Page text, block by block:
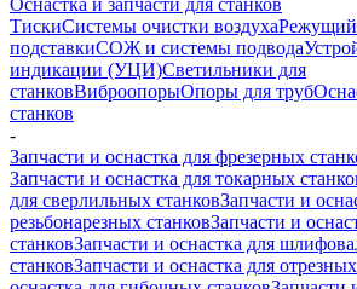
ТискиСистемы очистки воздухаРежущий
подставкиСОЖ и системы подвода
индикации (УЦИ)Светильники для
станковВиброопорыОпоры для труб
станков
-
Запчасти и оснастка для фрезерных
Запчасти и оснастка для токарных
для сверлильных станковЗапчасти и
резьбонарезных станковЗапчасти и
станковЗапчасти и оснастка для
станковЗапчасти и оснастка для